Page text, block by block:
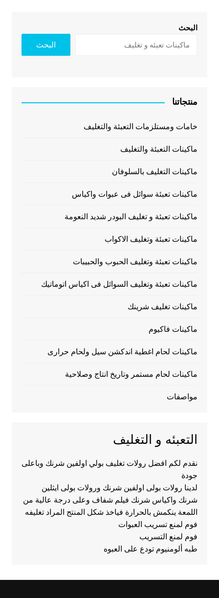
البحث
البحث
منتجاتنا
خامات ومستلزمات التعبئة والتغليف
ماكينات التعبئة والتغليف
ماكينات التغليف بالسلوفان
ماكينات تعبئة سوائل فى عبوات واكياس
ماكينات تعبئة و تغليف البودر شديد النعومة
ماكينات تعبئة وتغليف الاكواب
ماكينات تعبئة وتغليف الحبوب والحبيبات
ماكينات تعبئة وتغليف السوائل فى اكياس اتوماتيك
ماكينات تغليف شرينك
ماكينات فاكيوم
ماكينات لحام اغطية اندكشن سيل ولحام حرارى
ماكينات لحام مستمر وتاريخ انتاج وصلاحية
مواصفات
التعبئه و التغليف
نقدم لكم افضل رولات تغليف بولي اولفين شرنك وباعلى
جودة
لدينا رولات بولى اولفين شرنك ورولات بولى ايثلين
شرنك واكياس شرنك فيلم شفاف وعلى درجة عالية من
اللمعة ينكمش بالحرارة فياخذ شكل المنتج المراد تغليفه
فوم لمنع تسريب العبوات
فوم لمنع التسريب
طبه ألومنيوم تودع على العبوه